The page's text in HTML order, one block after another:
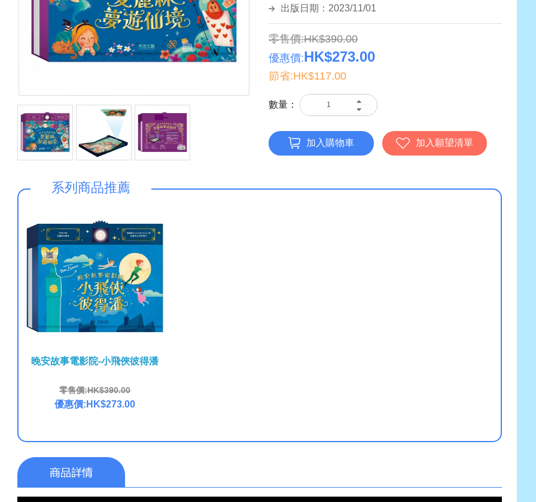
出版日期：2023/11/01
零售價:HK$390.00
優惠價:HK$273.00
節省:HK$117.00
數量：
加入購物車 加入願望清單
系列商品推薦
晚安故事電影院-小飛俠彼得潘
零售價:HK$390.00
優惠價:HK$273.00